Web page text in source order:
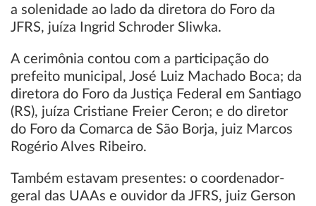
a solenidade ao lado da diretora do Foro da
JFRS, juíza Ingrid Schroder Sliwka.
A cerimônia contou com a participação do
prefeito municipal, José Luiz Machado Boca; da
diretora do Foro da Justiça Federal em Santiago
(RS), juíza Cristiane Freier Ceron; e do diretor
do Foro da Comarca de São Borja, juiz Marcos
Rogério Alves Ribeiro.
Também estavam presentes: o coordenador-
geral das UAAs e ouvidor da JFRS, juiz Gerson